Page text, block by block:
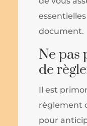
document.
Ne pas
de
Il est
règlement
pour